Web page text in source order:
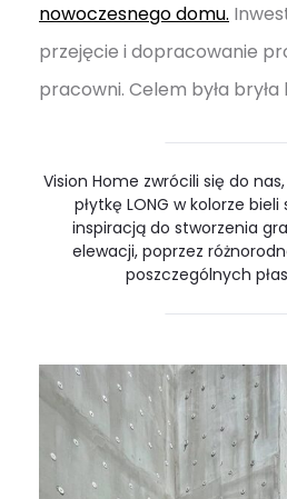
nowoczesnego domu.
przejęcie i dopracowanie
pracowni. Celem była bryła
Vision Home zwrócili się do
płytkę LONG w kolorze bieli
inspiracją do stworzenia
elewacji, poprzez
poszczególnych